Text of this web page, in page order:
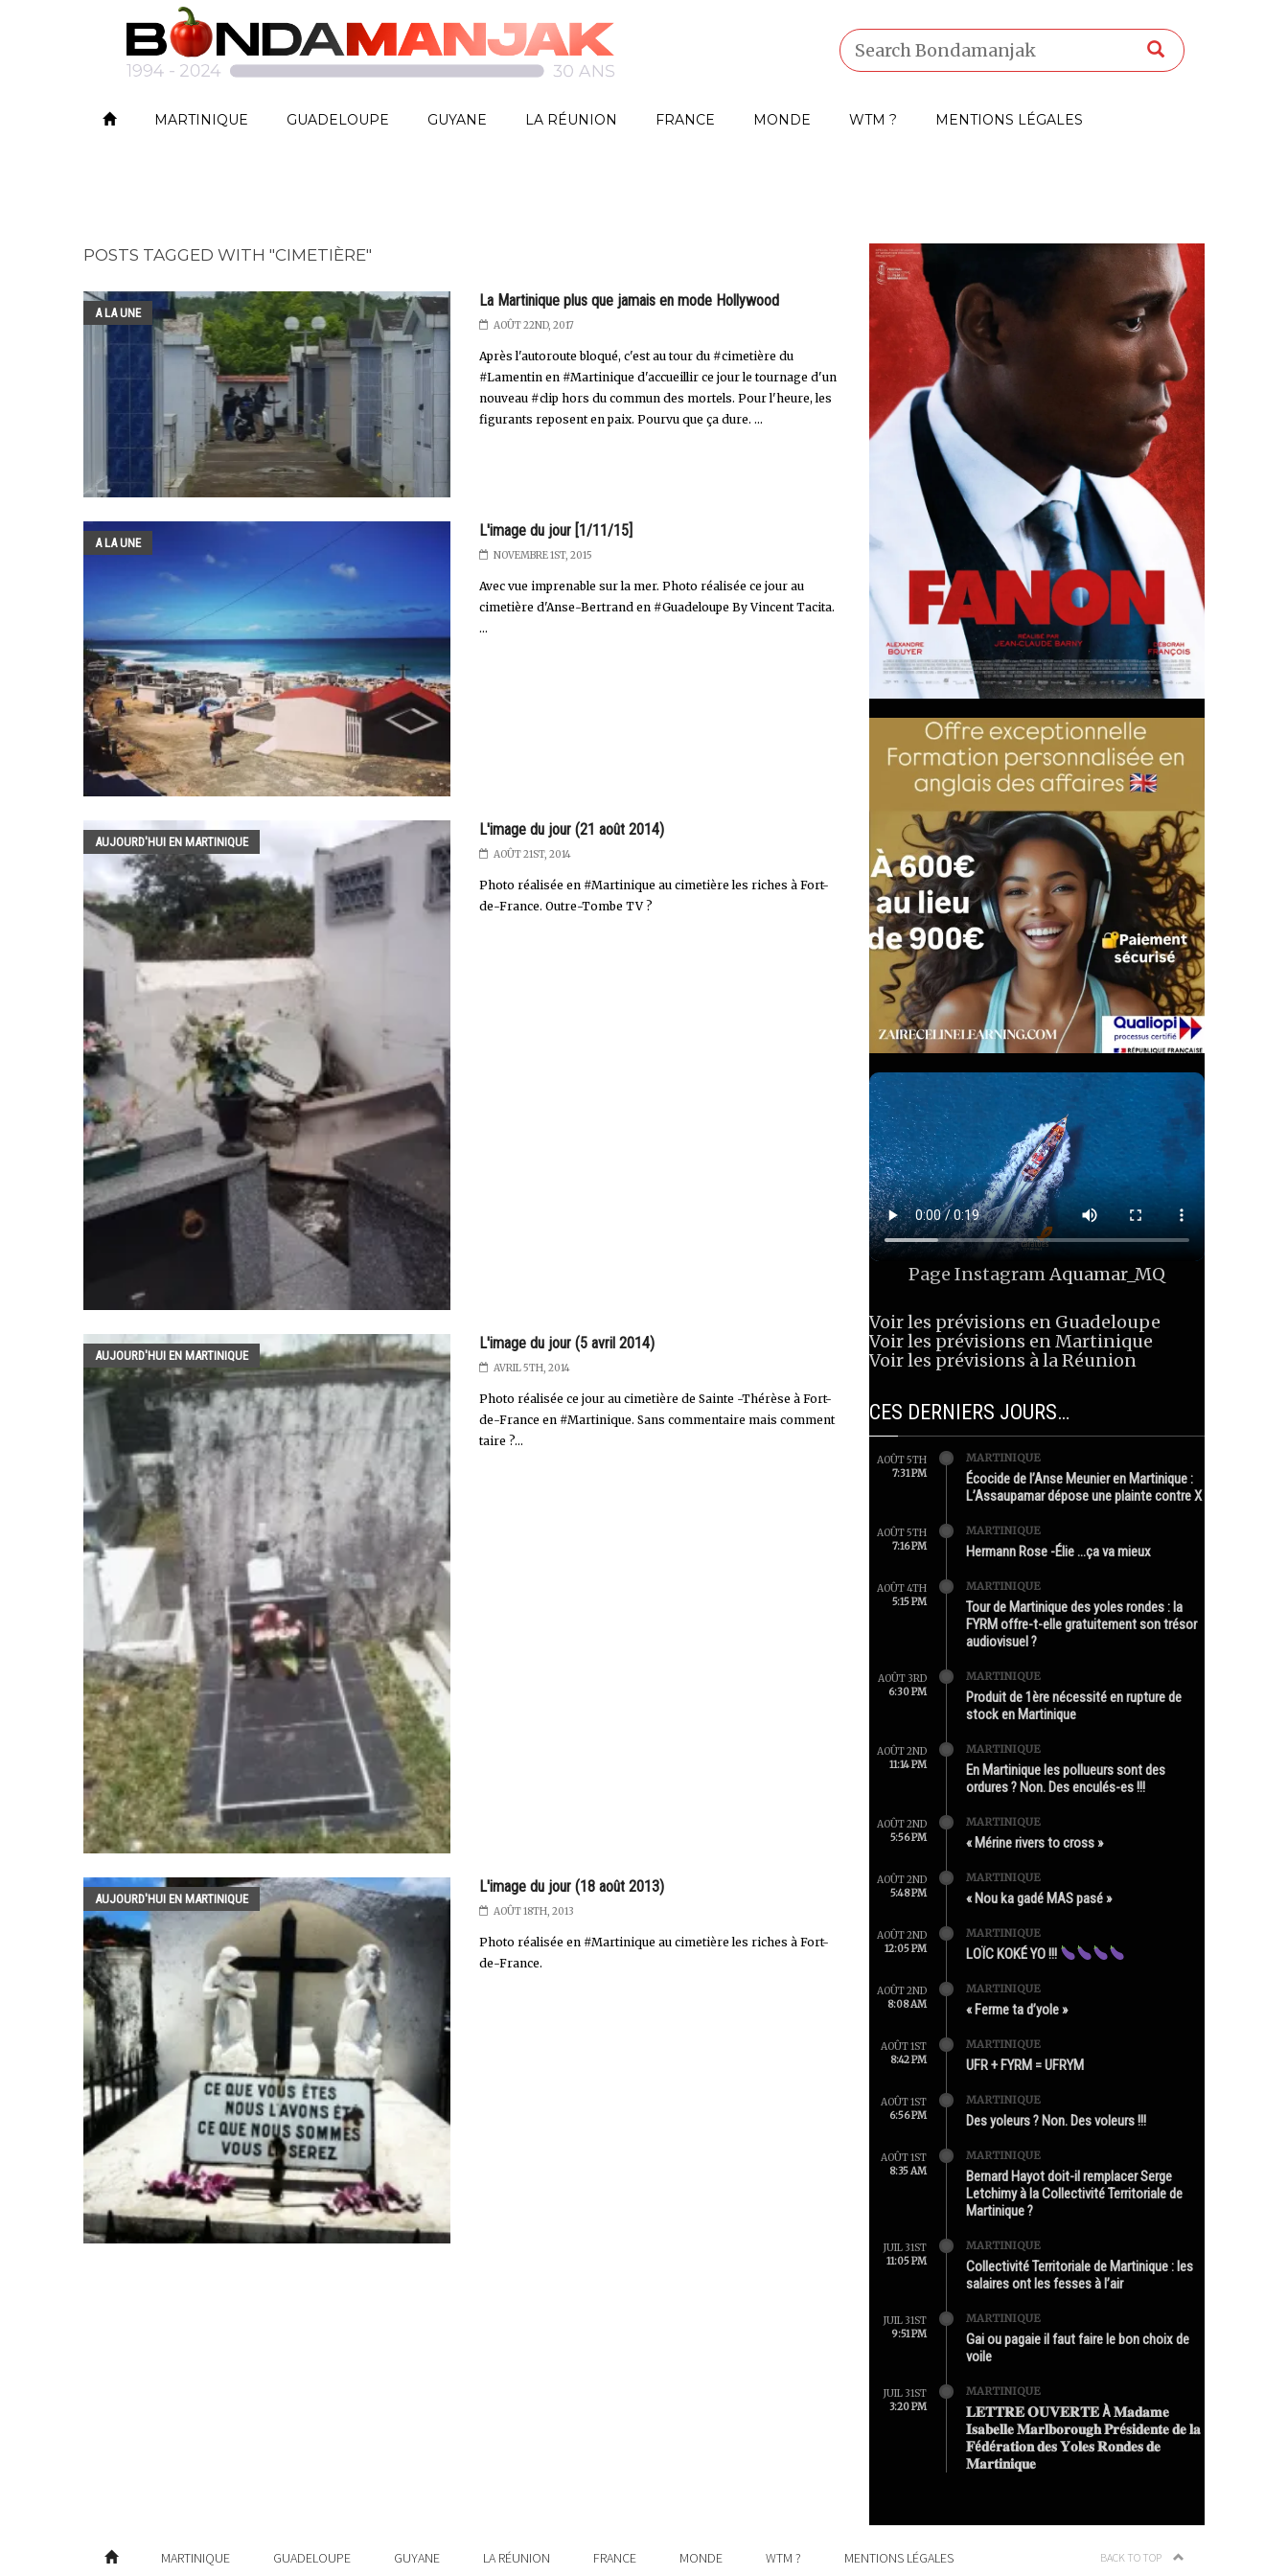
MARTINIQUE GUADELOUPE GUYANE LA RÉUNION FRANCE MONDE WTM ? MENTIONS LÉGALES
POSTS TAGGED WITH "CIMETIÈRE"
A LA UNE
La Martinique plus que jamais en mode Hollywood
AOÛT 22ND, 2017
Après l'autoroute bloqué, c'est au tour du #cimetière du
#Lamentin en #Martinique d'accueillir ce jour le tournage d'un
nouveau #clip hors du commun des mortels. Pour l'heure, les
figurants reposent en paix. Pourvu que ça dure. ...
A LA UNE
L'image du jour [1/11/15]
NOVEMBRE 1ST, 2015
Avec vue imprenable sur la mer. Photo réalisée ce jour au
cimetière d'Anse-Bertrand en #Guadeloupe By Vincent Tacita.
...
AUJOURD'HUI EN MARTINIQUE
L'image du jour (21 août 2014)
AOÛT 21ST, 2014
Photo réalisée en #Martinique au cimetière les riches à Fort-
de-France. Outre-Tombe TV ?
AUJOURD'HUI EN MARTINIQUE
L'image du jour (5 avril 2014)
AVRIL 5TH, 2014
Photo réalisée ce jour au cimetière de Sainte -Thérèse à Fort-
de-France en #Martinique. Sans commentaire mais comment
taire ?...
AUJOURD'HUI EN MARTINIQUE
L'image du jour (18 août 2013)
AOÛT 18TH, 2013
Photo réalisée en #Martinique au cimetière les riches à Fort-
de-France.
Page InstagramAquamar_MQ
Voir les prévisions en Guadeloupe
Voir les prévisions en Martinique
Voir les prévisions à la Réunion
CES DERNIERS JOURS…
AOÛT 5TH
7:31 PM
MARTINIQUE
Écocide de l’Anse Meunier en Martinique :
L’Assaupamar dépose une plainte contre X
AOÛT 5TH
7:16 PM
MARTINIQUE
Hermann Rose -Élie …ça va mieux
AOÛT 4TH
5:15 PM
MARTINIQUE
Tour de Martinique des yoles rondes : la
FYRM offre-t-elle gratuitement son trésor
audiovisuel ?
AOÛT 3RD
6:30 PM
MARTINIQUE
Produit de 1ère nécessité en rupture de
stock en Martinique
AOÛT 2ND
11:14 PM
MARTINIQUE
En Martinique les pollueurs sont des
ordures ? Non. Des enculés-es !!!
AOÛT 2ND
5:56 PM
MARTINIQUE
« Mérine rivers to cross »
AOÛT 2ND
5:48 PM
MARTINIQUE
« Nou ka gadé MAS pasé »
AOÛT 2ND
12:05 PM
MARTINIQUE
LOÏC KOKÉ YO !!!
AOÛT 2ND
8:08 AM
MARTINIQUE
« Ferme ta d’yole »
AOÛT 1ST
8:42 PM
MARTINIQUE
UFR + FYRM = UFRYM
AOÛT 1ST
6:56 PM
MARTINIQUE
Des yoleurs ? Non. Des voleurs !!!
AOÛT 1ST
8:35 AM
MARTINIQUE
Bernard Hayot doit-il remplacer Serge
Letchimy à la Collectivité Territoriale de
Martinique ?
JUIL 31ST
11:05 PM
MARTINIQUE
Collectivité Territoriale de Martinique : les
salaires ont les fesses à l’air
JUIL 31ST
9:51 PM
MARTINIQUE
Gai ou pagaie il faut faire le bon choix de
voile
JUIL 31ST
3:20 PM
MARTINIQUE
𝐋𝐄𝐓𝐓𝐑𝐄 𝐎𝐔𝐕𝐄𝐑𝐓𝐄 À 𝐌𝐚𝐝𝐚𝐦𝐞
𝐈𝐬𝐚𝐛𝐞𝐥𝐥𝐞 𝐌𝐚𝐫𝐥𝐛𝐨𝐫𝐨𝐮𝐠𝐡 𝐏𝐫é𝐬𝐢𝐝𝐞𝐧𝐭𝐞 𝐝𝐞 𝐥𝐚
𝐅é𝐝é𝐫𝐚𝐭𝐢𝐨𝐧 𝐝𝐞𝐬 𝐘𝐨𝐥𝐞𝐬 𝐑𝐨𝐧𝐝𝐞𝐬 𝐝𝐞
𝐌𝐚𝐫𝐭𝐢𝐧𝐢𝐪𝐮𝐞
MARTINIQUE GUADELOUPE GUYANE LA RÉUNION FRANCE MONDE WTM ? MENTIONS LÉGALES BACK TO TOP